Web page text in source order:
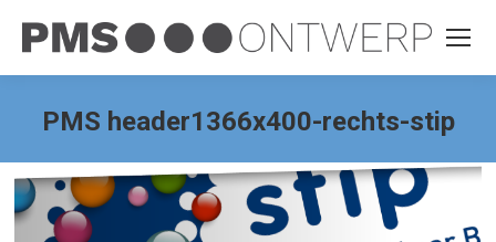
PMS header1366x400-rechts-stip